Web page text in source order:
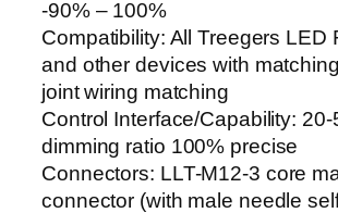
-90% – 100%
Compatibility: All Treegers LED
and other devices with
joint wiring matching
Control Interface/Capability: 20-
dimming ratio 100% precise
Connectors: LLT-M12-3 core
connector (with male needle